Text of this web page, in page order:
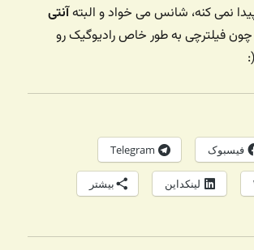
نمی کنه، شانس می خواد و البتهآنتی
فیلترچی به طور خاص رادیوگیک رو
فیسبوک Telegram
لینکداین بیشتر